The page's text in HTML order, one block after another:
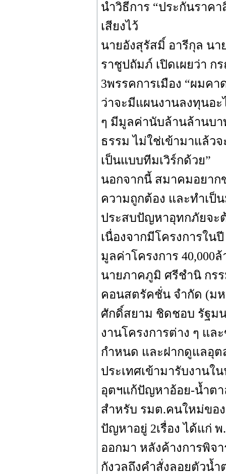
นำวิธีการ “ประกันราค
เสียงไว้
นายอังสุรัสมิ์ อารีกุล น
ราชูปถัมภ์ เปิดเผยว่า
3พรรคการเมือง “ผมค
ว่าจะมีแผนงานลงทุนอะ
ๆ มีมูลค่านับล้านล้านบา
ธรรม ไม่ใช่เข้ามาแล้ว
เป็นแบบทีมเวิร์กด้วย”
นอกจากนี้ สมาคมอยาก
ความถูกต้อง และทำเป็
ประสบปัญหาอุทกภัยจะต้
เนื่องจากมีโครงการใน
มูลค่าโครงการ 40,000
นายภาคภูมิ ศรีชำนิ กร
คอนสตรัคชั่น จำกัด (ม
ศักดิ์สยาม ชิดชอบ รัฐม
งานโครงการต่าง ๆ แล
กำหนด และฝากดูแลอุต
ประเทศเข้ามารับงานใ
อุตฯแก้ปัญหาอ้อย-น้ำต
สำหรับ รมต.คนใหม่ขอ
ปัญหาอยู่ 2เรื่อง ได้แก่
ออกมา หลังค้างการพิจ
กังวลถึงคำสั่งลอยตัวน้ำ